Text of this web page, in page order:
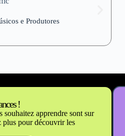
e Produtores
!
souhaitez apprendre sont sur
plus pour découvrir les